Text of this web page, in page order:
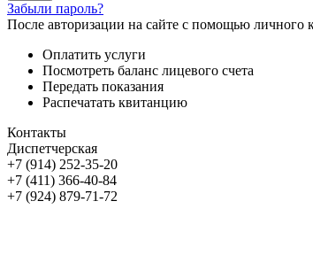
Забыли пароль?
После авторизации на сайте с помощью личного
Оплатить услуги
Посмотреть баланс лицевого счета
Передать показания
Распечатать квитанцию
Контакты
Диспетчерская
+7 (914) 252-35-20
+7 (411) 366-40-84
+7 (924) 879-71-72